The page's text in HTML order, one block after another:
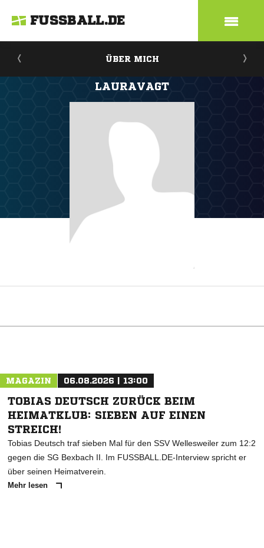
FUSSBALL.DE
ÜBER MICH
LAURAVAGT
MAGAZIN 06.08.2026 | 13:00
TOBIAS DEUTSCH ZURÜCK BEIM
HEIMATKLUB: SIEBEN AUF EINEN
STREICH!
Tobias Deutsch traf sieben Mal für den SSV Wellesweiler zum 12:2
gegen die SG Bexbach II. Im FUSSBALL.DE-Interview spricht er
über seinen Heimatverein.
Mehr lesen